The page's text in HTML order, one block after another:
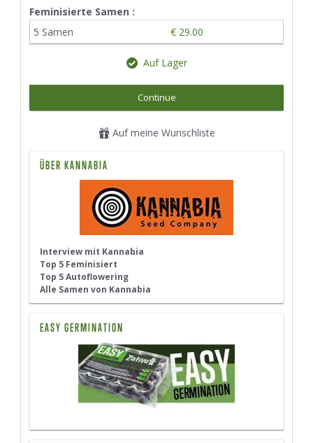
Feminisierte Samen :
5 Samen
€ 29.00
Auf Lager
Continue
Auf meine Wunschliste
ÜBER KANNABIA
Interview mit Kannabia
Top 5 Feminisiert
Top 5 Autoflowering
Alle Samen von Kannabia
EASY GERMINATION